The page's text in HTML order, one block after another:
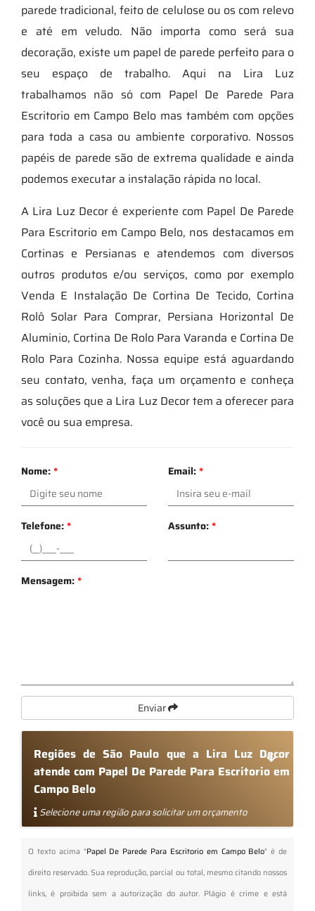
parede tradicional, feito de celulose ou os com relevo
e até em veludo. Não importa como será sua
decoração, existe um papel de parede perfeito para o
seu espaço de trabalho. Aqui na Lira Luz
trabalhamos não só com Papel De Parede Para
Escritorio em Campo Belo mas também com opções
para toda a casa ou ambiente corporativo. Nossos
papéis de parede são de extrema qualidade e ainda
podemos executar a instalação rápida no local.
A Lira Luz Decor é experiente com Papel De Parede
Para Escritorio em Campo Belo, nos destacamos em
Cortinas e Persianas e atendemos com diversos
outros produtos e/ou serviços, como por exemplo
Venda E Instalação De Cortina De Tecido, Cortina
Rolô Solar Para Comprar, Persiana Horizontal De
Alumínio, Cortina De Rolo Para Varanda e Cortina De
Rolo Para Cozinha. Nossa equipe está aguardando
seu contato, venha, faça um orçamento e conheça
as soluções que a Lira Luz Decor tem a oferecer para
você ou sua empresa.
Nome:* Email:*
Telefone:* Assunto:*
Mensagem:*
Enviar
Regiões de São Paulo que a Lira Luz Decor
atende com Papel De Parede Para Escritorio em
Campo Belo
Selecione uma região para solicitar um orçamento
O texto acima "Papel De Parede Para Escritorio em Campo Belo" é de
direito reservado. Sua reprodução, parcial ou total, mesmo citando nossos
links, é proibida sem a autorização do autor. Plágio é crime e está